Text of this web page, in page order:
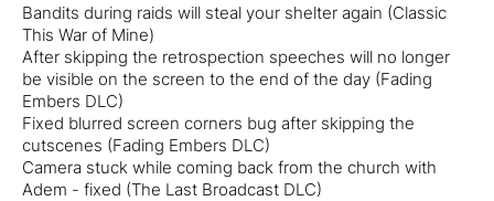
Bandits during raids will steal your shelter again (Classic
This War of Mine)
After skipping the retrospection speeches will no longer
be visible on the screen to the end of the day (Fading
Embers DLC)
Fixed blurred screen corners bug after skipping the
cutscenes (Fading Embers DLC)
Camera stuck while coming back from the church with
Adem - fixed (The Last Broadcast DLC)